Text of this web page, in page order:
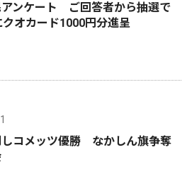
ンケート ご回答者から抽選で
クオカード1000円分進呈
しコメッツ優勝 なかしん旗争奪